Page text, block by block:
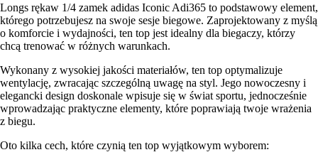
Longs rękaw 1/4 zamek adidas Iconic Adi365 to podstawowy element,
którego potrzebujesz na swoje sesje biegowe. Zaprojektowany z myślą
o komforcie i wydajności, ten top jest idealny dla biegaczy, którzy
chcą trenować w różnych warunkach.
Wykonany z wysokiej jakości materiałów, ten top optymalizuje
wentylację, zwracając szczególną uwagę na styl. Jego nowoczesny i
elegancki design doskonale wpisuje się w świat sportu, jednocześnie
wprowadzając praktyczne elementy, które poprawiają twoje wrażenia
z biegu.
Oto kilka cech, które czynią ten top wyjątkowym wyborem: